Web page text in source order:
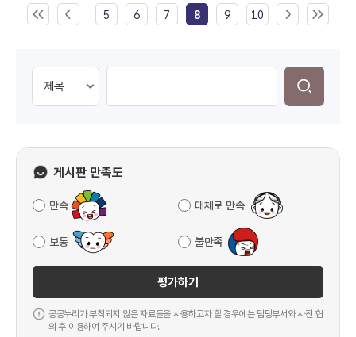
5 6 7 8 9 10
게시판 만족도
만족 대체로 만족
보통 불만족
평가하기
공공누리가 부착되지 않은 자료들을 사용하고자 할 경우에는 담당부서와 사전 협
의 후 이용하여 주시기 바랍니다.